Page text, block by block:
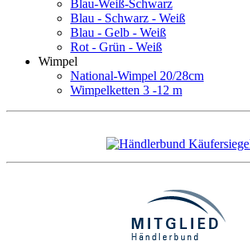
Blau-Weiß-Schwarz
Blau - Schwarz - Weiß
Blau - Gelb - Weiß
Rot - Grün - Weiß
Wimpel
National-Wimpel 20/28cm
Wimpelketten 3 -12 m